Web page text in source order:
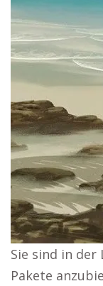
Sie sind in der
Pakete